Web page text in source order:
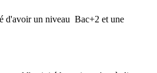
d'avoir un niveau Bac+2 et une